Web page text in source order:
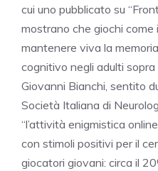
cui uno pubblicato su
mostrano che giochi come
mantenere viva la
cognitivo negli adulti
Giovanni Bianchi, sentito
Società Italiana di
“l’attività enigmistica
con stimoli positivi per il
giocatori giovani: circa il